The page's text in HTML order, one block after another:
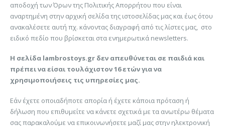
αποδοχή των Όρων της Πολιτικής Απορρήτου που είναι
αναρτημένη στην αρχική σελίδα της ιστοσελίδας μας και έως ότου
ανακαλέσετε αυτή πχ. κάνοντας διαγραφή από τις λίστες μας, στο
ειδικό πεδίο που βρίσκεται στα ενημερωτικά newsletters.
Η σελίδα lambrostoys.gr δεν απευθύνεται σε παιδιά και
πρέπει να είσαι τουλάχιστον 16 ετών για να
χρησιμοποιήσεις τις υπηρεσίες μας.
Εάν έχετε οποιαδήποτε απορία ή έχετε κάποια πρόταση ή
δήλωση που επιθυμείτε να κάνετε σχετικά με τα ανωτέρω θέματα
σας παρακαλούμε να επικοινωνήσετε μαζί μας στην ηλεκτρονική